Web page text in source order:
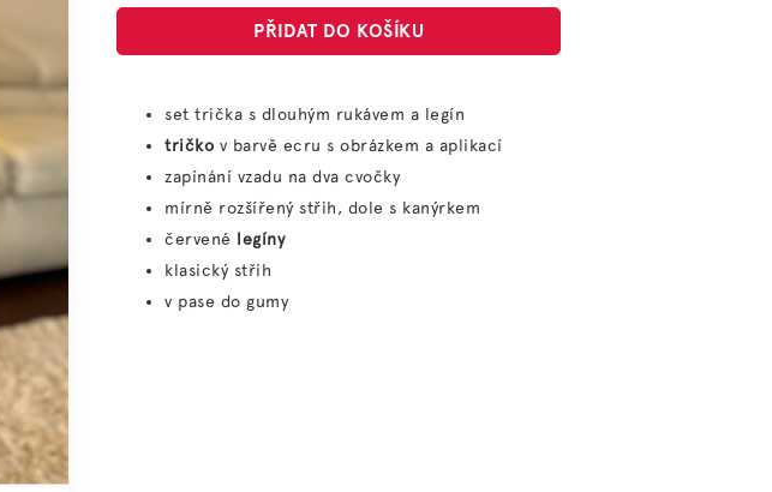
PŘIDAT DO KOŠÍKU
set trička s dlouhým rukávem a legín
tričko v barvě ecru s obrázkem a aplikací
zapínání vzadu na dva cvočky
mírně rozšířený střih, dole s kanýrkem
červené legíny
klasický střih
v pase do gumy